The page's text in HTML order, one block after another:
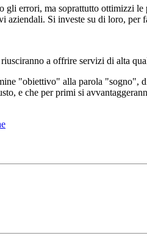
errori, ma soprattutto ottimizzi le
Si investe su di loro, per
a offrire servizi di alta
"obiettivo" alla parola "sogno",
e che per primi si